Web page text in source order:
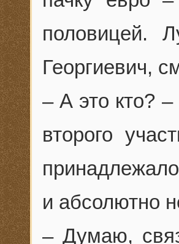
половицей.
Георгиевич,
– А это кто?
второго
и абсолютно
– Думаю,